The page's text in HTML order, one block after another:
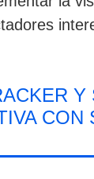
Y
CON